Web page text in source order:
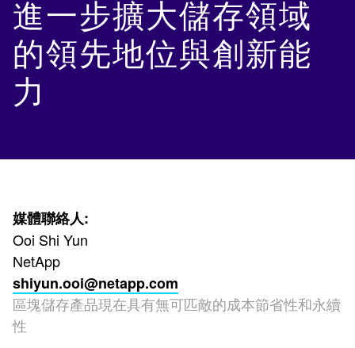
進一步擴大儲存領域
的領先地位與創新能
力
媒體聯絡人:
Ooi Shi Yun
NetApp
shiyun.ooi@netapp.com
區塊儲存產品現在具有無可匹敵的成本節省性和永續
性